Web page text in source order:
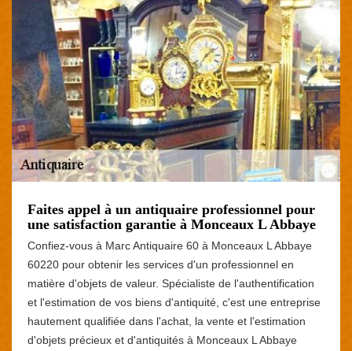
Faites appel à un antiquaire professionnel pour
une satisfaction garantie à Monceaux L Abbaye
Confiez-vous à Marc Antiquaire 60 à Monceaux L Abbaye
60220 pour obtenir les services d'un professionnel en
matière d'objets de valeur. Spécialiste de l'authentification
et l'estimation de vos biens d'antiquité, c'est une entreprise
hautement qualifiée dans l'achat, la vente et l'estimation
d'objets précieux et d'antiquités à Monceaux L Abbaye